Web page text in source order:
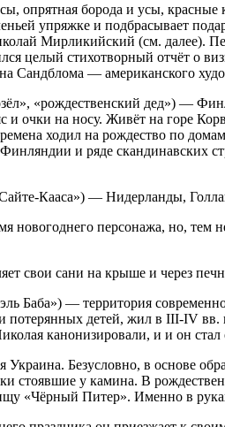
опрятная борода и усы,
упряжке и подбрасывает
Мирликийский (см. далее).
целый стихотворный отчёт
Сандблома — американского
«рождественский дед») —
очки на носу. Живёт на горе
ходил на рождество по
и ряде
Кааса») — Нидерланды,
персонажа, но, тем
свои сани на крыше и через
Баба») — территория
потерянных детей, жил в III-IV
канонизировали, и и он
Безусловно, в основе
стоявшие у камина. В
«Чёрный Питер». Именно в